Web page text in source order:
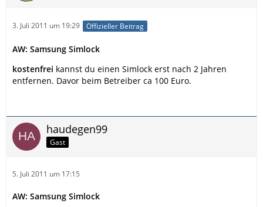
3. Juli 2011 um 19:29 Offizieller Beitrag
AW: Samsung Simlock
kostenfrei kannst du einen Simlock erst nach 2 Jahren
entfernen. Davor beim Betreiber ca 100 Euro.
haudegen99
Gast
5. Juli 2011 um 17:15
AW: Samsung Simlock